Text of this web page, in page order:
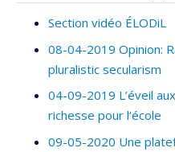
Section vidéo ÉLODiL
08-04-2019 Opinion:
pluralistic secularism
04-09-2019 L’éveil
richesse pour l’école
09-05-2020 Une